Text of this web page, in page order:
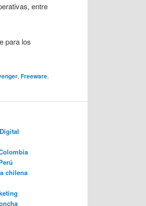
entre
para los
,Freeware,
chilena